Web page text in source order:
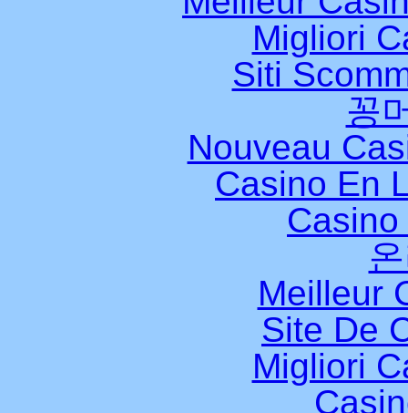
Migliori
Siti
꽁
Nouveau
Casino En
Meilleur
Site De
Migliori